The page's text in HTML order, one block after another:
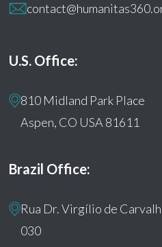
U.S. Office:
810 Midland Park Place
Aspen, CO USA 81611
Brazil Office:
Rua Dr. Virgílio de
030